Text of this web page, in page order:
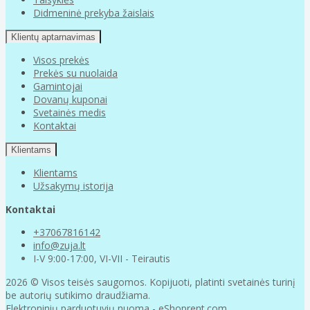
Didmeninė prekyba žaislais
Klientų aptarnavimas
Visos prekės
Prekės su nuolaida
Gamintojai
Dovanų kuponai
Svetainės medis
Kontaktai
Klientams
Klientams
Užsakymų istorija
Kontaktai
+37067816142
info@zuja.lt
I-V 9:00-17:00, VI-VII - Teirautis
2026 © Visos teisės saugomos. Kopijuoti, platinti svetainės turinį
be autorių sutikimo draudžiama.